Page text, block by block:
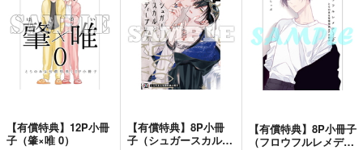
【有償特典】12P小冊
子（肇×唯 0）
【有償特典】8P小冊
子（シュガースカルと
【有償特典】8P小冊子
（フロウフルレメディ